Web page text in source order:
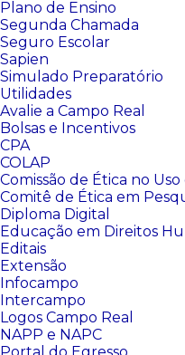
Plano de Ensino
Segunda Chamada
Seguro Escolar
Sapien
Simulado Preparatório
Utilidades
Avalie a Campo Real
Bolsas e Incentivos
CPA
COLAP
Comissão de Ética no
Comitê de Ética em
Diploma Digital
Educação em Direitos
Editais
Extensão
Infocampo
Intercampo
Logos Campo Real
NAPP e NAPC